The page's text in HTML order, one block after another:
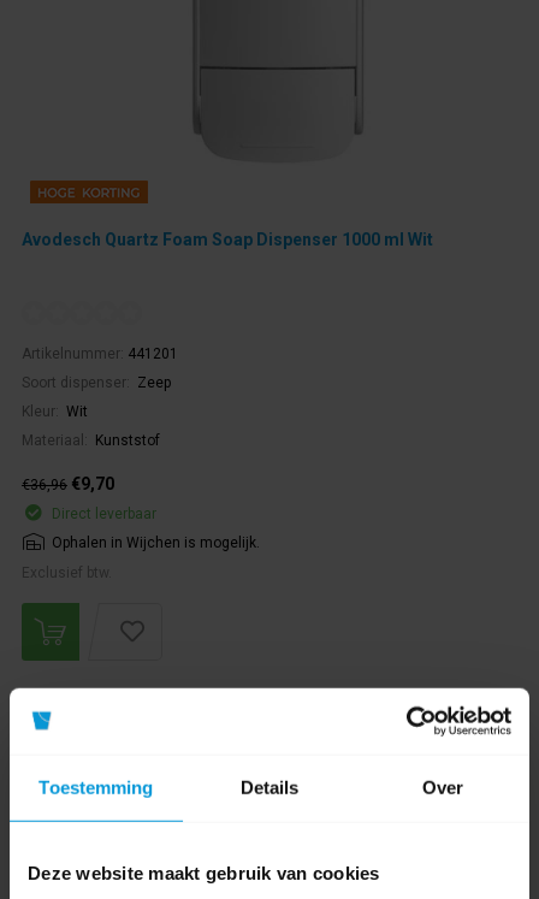
Toestemming Details Over
Deze website maakt gebruik van cookies
Avodesch Quartz Foam Soap Dispenser 1000 ml Wit
Artikelnummer: 441201
Soort dispenser:
Zeep
Kleur:
Wit
Materiaal:
Kunststof
€36,96 €9,70
Direct leverbaar
Ophalen in Wijchen is mogelijk.
Exclusief btw.